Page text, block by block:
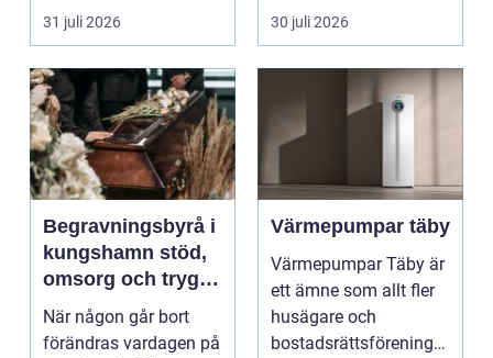
31 juli 2026
påverkar hur vi
upplever lju...
30 juli 2026
Begravningsbyrå i
kungshamn stöd,
omsorg och trygg
vägledning
När någon går bort
förändras vardagen på
Värmepumpar täby
Värmepumpar Täby är
ett ämne som allt fler
husägare och
bostadsrättsföreningar